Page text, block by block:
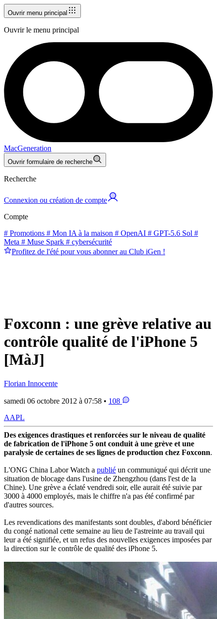
Ouvrir menu principal
Ouvrir le menu principal
MacGeneration
Ouvrir formulaire de recherche
Recherche
Connexion ou création de compte
Compte
# Promotions # Mon IA à la maison # OpenAI # GPT-5.6 Sol #
Meta # Muse Spark # cybersécurité
Profitez de l'été pour vous abonner au Club iGen !
Foxconn : une grève relative au
contrôle qualité de l'iPhone 5
[MàJ]
Florian Innocente
samedi 06 octobre 2012 à 07:58 • 108
AAPL
Des exigences drastiques et renforcées sur le niveau de qualité
de fabrication de l'iPhone 5 ont conduit à une grève et une
paralysie de certaines de ses lignes de production chez Foxconn.
L'ONG China Labor Watch a publié un communiqué qui décrit une
situation de blocage dans l'usine de Zhengzhou (dans l'est de la
Chine). Une grève a éclaté vendredi soir, elle aurait été suivie par
3000 à 4000 employés, mais le chiffre n'a pas été confirmé par
d'autres sources.
Les revendications des manifestants sont doubles, d'abord bénéficier
du congé national cette semaine au lieu de l'astreinte au travail qui
leur a été signifiée, et un refus des nouvelles exigences imposées par
la direction sur le contrôle de qualité des iPhone 5.